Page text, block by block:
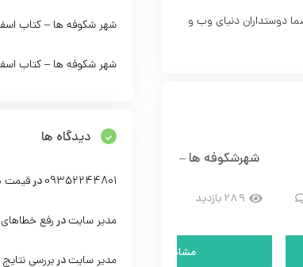
دوستداران دنیای وب و
شهرشکوفه ها – کتاب بهمن ماه – شماره 11
289 بازدید
مشاهده ادامه مطلب...
شهر شکوفه ها – کتاب
شهر شکوفه ها – کتاب
دیدگاه ها
09352244801درقیمت
مدیر سایتدررفع
مدیر سایتدربررسی